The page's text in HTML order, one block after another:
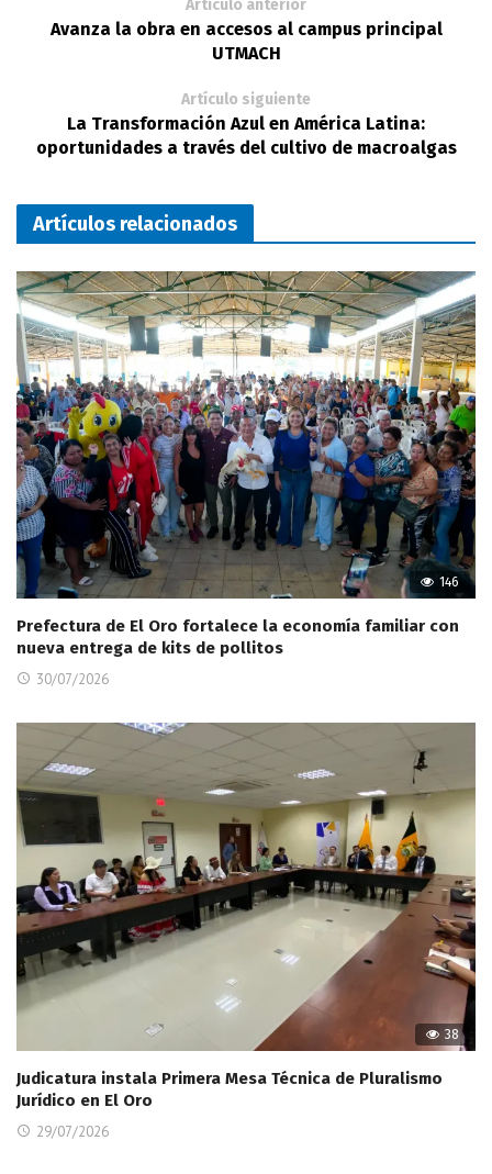
Artículo anterior
Avanza la obra en accesos al campus principal
UTMACH
Artículo siguiente
La Transformación Azul en América Latina:
oportunidades a través del cultivo de macroalgas
Artículos relacionados
146
Prefectura de El Oro fortalece la economía familiar con
nueva entrega de kits de pollitos
30/07/2026
38
Judicatura instala Primera Mesa Técnica de Pluralismo
Jurídico en El Oro
29/07/2026